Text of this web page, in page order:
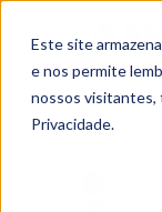
Este site
e nos permite
nossos visitantes,
Privacidade.